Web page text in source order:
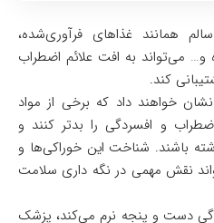
همانند غذاهای فرآوری‌شده،
و… می‌تواند به افت علائم اضطراب
کند.
خواهند داد که برخی از مواد
و افسردگی را بدتر کنند و
باشند. شناخت این خوراکی‌ها و
نقش مهمی در نگه داری سلامت
دست و پنجه نرم می‌کند، پزشک